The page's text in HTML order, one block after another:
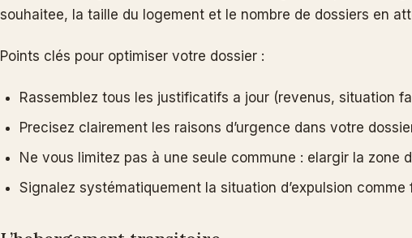
souhaitee, la taille du logement et le nombre de dossiers en
Points clés pour optimiser votre dossier :
Rassemblez tous les justificatifs a jour (revenus, situation
Precisez clairement les raisons d’urgence dans votre
Ne vous limitez pas à une seule commune : elargir la zone
Signalez systématiquement la situation d’expulsion